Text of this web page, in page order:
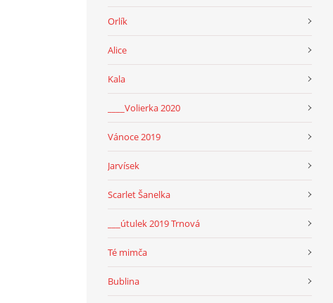
Orlík
Alice
Kala
____Volierka 2020
Vánoce 2019
Jarvísek
Scarlet Šanelka
___útulek 2019 Trnová
Té mimča
Bublina